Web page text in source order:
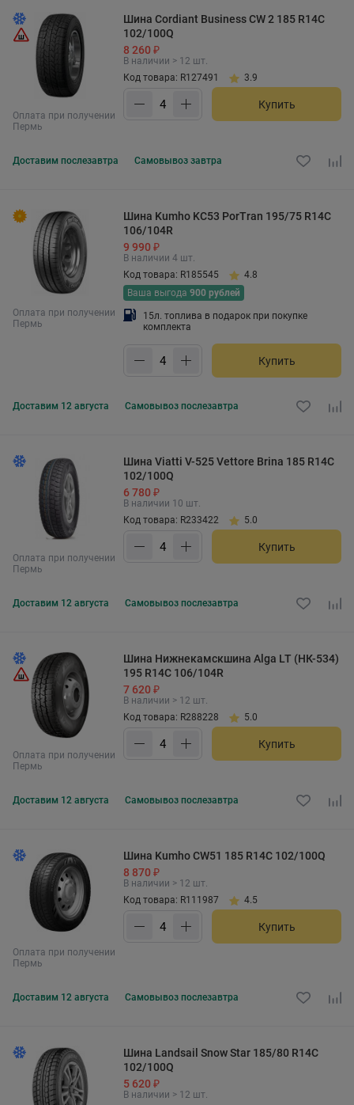
Оплата при получении
Пермь
Шина Cordiant Business CW 2 185 R14C
102/100Q
8 260 ₽
В наличии > 12 шт.
Код товара: R127491
3.9
Купить
Доставим послезавтра Самовывоз завтра
Оплата при получении
Пермь
Шина Kumho KC53 PorTran 195/75 R14C
106/104R
9 990 ₽
В наличии 4 шт.
Код товара: R185545
4.8
Ваша выгода 900 рублей
15л. топлива в подарок при покупке
комплекта
Купить
Доставим 12 августа Самовывоз послезавтра
Оплата при получении
Пермь
Шина Viatti V-525 Vettore Brina 185 R14C
102/100Q
6 780 ₽
В наличии 10 шт.
Код товара: R233422
5.0
Купить
Доставим 12 августа Самовывоз послезавтра
Оплата при получении
Пермь
Шина Нижнекамскшина Alga LT (НК-534)
195 R14C 106/104R
7 620 ₽
В наличии > 12 шт.
Код товара: R288228
5.0
Купить
Доставим 12 августа Самовывоз послезавтра
Оплата при получении
Пермь
Шина Kumho CW51 185 R14C 102/100Q
8 870 ₽
В наличии > 12 шт.
Код товара: R111987
4.5
Купить
Доставим 12 августа Самовывоз послезавтра
Шина Landsail Snow Star 185/80 R14C
102/100Q
5 620 ₽
В наличии > 12 шт.